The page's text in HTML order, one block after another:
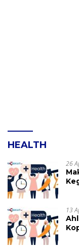
HEALTH
26
13